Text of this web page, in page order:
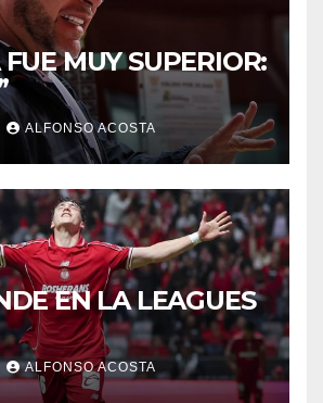
MUY SUPERIOR:
ALFONSO ACOSTA
EN LA LEAGUES
ALFONSO ACOSTA